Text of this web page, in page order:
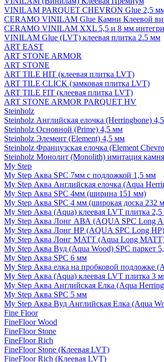
VINILAM PARQUET CHEVRON Glue 2,5
CERAMO VINILAM Glue Камни Клеевой
CERAMO VINILAM XXL 5,5 и 8 мм
VINILAM Glue (LVT) клеевая плитка 2.5 мм
ART EAST
ART STONE ARMOR
ART STONE
ART TILE HIT (клеевая плитка LVT)
ART TILE CLICK (замковая плитка LVT)
ART TILE FIT (клеевая плитка LVT)
ART STONE ARMOR PARQUET HV
Steinholz
Steinholz Английская елочка (Herringbone)
Steinholz Основной (Prime) 4,5 мм
Steinholz Элемент (Element) 4,5 мм
Steinholz Французская елочка (Element
Steinholz Монолит (Monolith) имитация камня
My Step
My Step Аква SPC 7мм c подложкой 1,5 мм
My Step Аква Английская елочка (Aqua
My Step Аква SPC 4мм (ширина 151 мм)
My Step Аква SPC 4 мм (широкая доска 232
My Step Аква (Aqua) клеевая LVT плитка
My Step Аква Лонг АВА (AQUA SPC Long
My Step Аква Лонг НР (AQUA SPC Long
My Step Аква Лонг MATT (Aqua Long
My Step Аква Вуд (Aqua Wood) SPC паркет
My Step Аква SPC 6 мм
My Step Аква елка на пробковой подложке
My Step Аква (Aqua) клеевая LVT плитка 3
My Step Аква Английская Елка (Aqua
My Step Аква SPC 5 мм
My Step Аква Вуд Английская Елка (Aqua
Fine Floor
FineFloor Wood
FineFloor Stone
FineFloor Rich
FineFloor Stone (Клеевая LVT)
FineFloor Rich (Клеевая LVT)